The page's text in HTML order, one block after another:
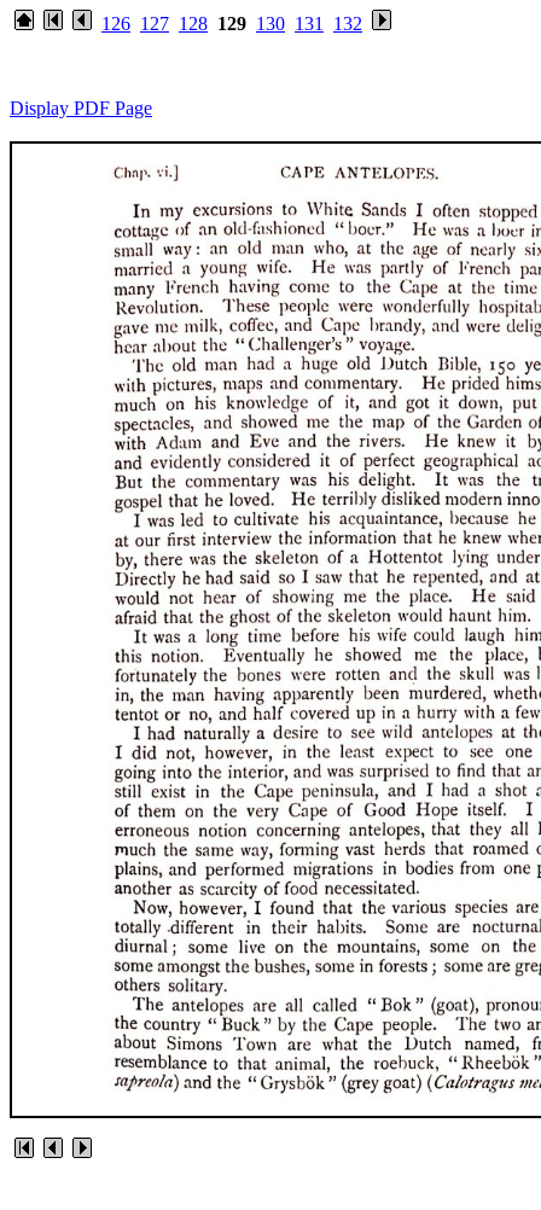
126 127 128 129 130 131 132
Display PDF Page